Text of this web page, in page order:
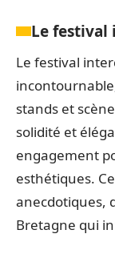
Le
Le festival
stands et
solidité et
engagement
esthétiques.
anecdotiques,
Bretagne qui